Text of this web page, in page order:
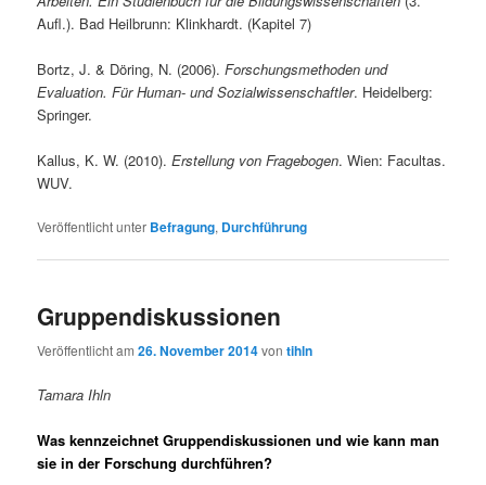
Aufl.). Bad Heilbrunn: Klinkhardt. (Kapitel 7)
Bortz, J. & Döring, N. (2006).Forschungsmethoden und
Evaluation. Für Human- und Sozialwissenschaftler. Heidelberg:
Springer.
Kallus, K. W. (2010).Erstellung von Fragebogen. Wien: Facultas.
WUV.
Veröffentlicht unter Befragung, Durchführung
Gruppendiskussionen
Veröffentlicht am26. November 2014vontihln
Tamara Ihln
Was kennzeichnet Gruppendiskussionen und wie kann man
sie in der Forschung durchführen?